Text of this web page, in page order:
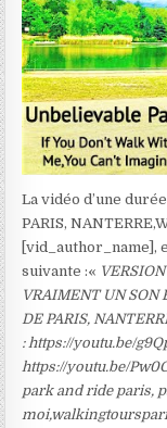
La vidéo d’une
PARIS,
[vid_author_name],
suivante :«
VRAIMENT UN SON
DE PARIS,
: https://youtu.be/
https://youtu.be/
park and ride paris,